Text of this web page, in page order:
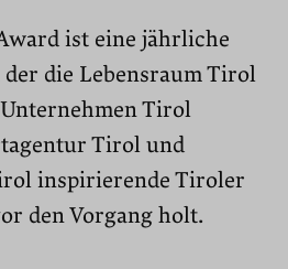
ist eine jährliche
die Lebensraum Tirol
Tirol
Tirol und
inspirierende Tiroler
den Vorgang holt.